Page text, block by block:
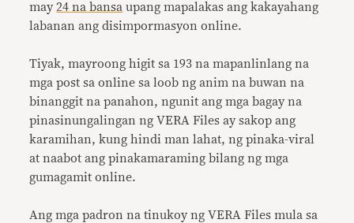
may24 na bansa upang mapalakas ang kakayahang
labanan ang disimpormasyon online.
Tiyak, mayroong higit sa 193 na mapanlinlang na
mga post sa online sa loob ng anim na buwan na
binanggit na panahon, ngunit ang mga bagay na
pinasinungalingan ng VERA Files ay sakop ang
karamihan, kung hindi man lahat, ng pinaka-viral
at naabot ang pinakamaraming bilang ng mga
gumagamit online.
Ang mga padron na tinukoy ng VERA Files mula sa